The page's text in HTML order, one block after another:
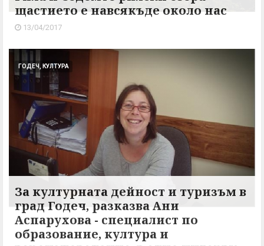
щастието е навсякъде около нас
13/04/2017
ГОДЕЧ, КУЛТУРА
За културната дейност и туризъм в
град Годеч, разказва Ани
Аспарухова - специалист по
образование, култура и